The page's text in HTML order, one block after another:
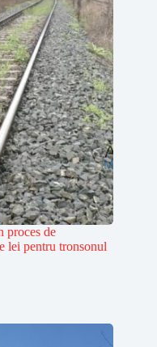
proces de
lei pentru tronsonul